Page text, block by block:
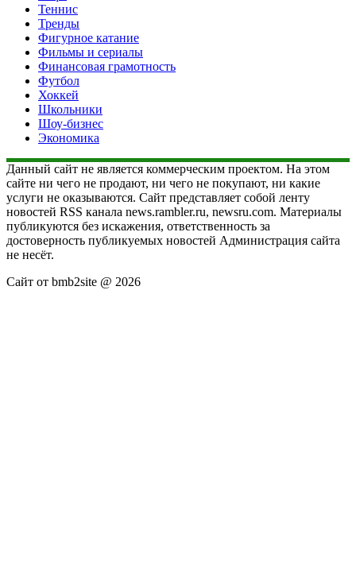
Теннис
Тренды
Фигурное катание
Фильмы и сериалы
Финансовая грамотность
Футбол
Хоккей
Школьники
Шоу-бизнес
Экономика
Данный сайт не является коммерческим проектом. На этом
сайте ни чего не продают, ни чего не покупают, ни какие
услуги не оказываются. Сайт представляет собой ленту
новостей RSS канала news.rambler.ru, newsru.com. Материалы
публикуются без искажения, ответственность за
достоверность публикуемых новостей Администрация сайта
не несёт.
Сайт от bmb2site @ 2026